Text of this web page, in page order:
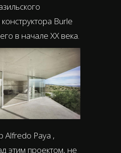
Burle
в начале ХХ века.
Alfredo Paya ,
этим проектом, не